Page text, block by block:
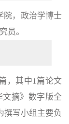
院，政治学博士
员。
，其中1篇论文
文摘》数字版全
撰写小组主要负